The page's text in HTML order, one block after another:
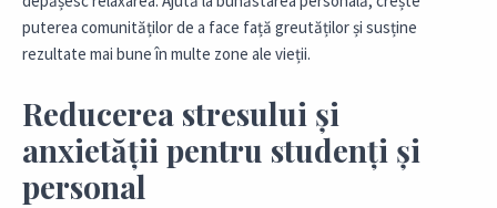
puterea comunităților de a face față greutăților și susține
rezultate mai bune în multe zone ale vieții.
Reducerea stresului și
anxietății pentru studenți și
personal